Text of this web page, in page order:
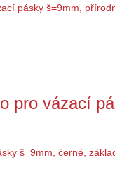
pro vázací